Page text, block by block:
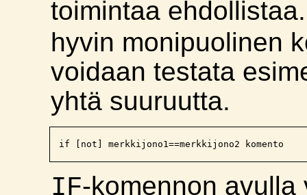
toimintaa
hyvin monipuolinen
voidaan testata
yhtä suuruutta.
IF-komennon